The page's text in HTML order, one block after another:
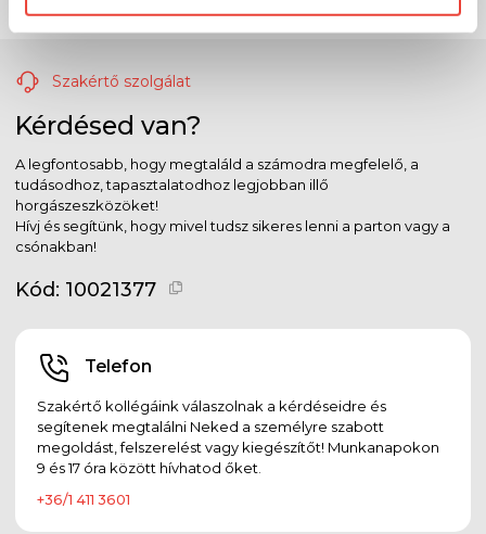
Szakértő szolgálat
Kérdésed van?
A legfontosabb, hogy megtaláld a számodra megfelelő, a
tudásodhoz, tapasztalatodhoz legjobban illő
horgászeszközöket!
Hívj és segítünk, hogy mivel tudsz sikeres lenni a parton vagy a
csónakban!
Kód: 10021377
Telefon
Szakértő kollégáink válaszolnak a kérdéseidre és
segítenek megtalálni Neked a személyre szabott
megoldást, felszerelést vagy kiegészítőt! Munkanapokon
9 és 17 óra között hívhatod őket.
+36/1 411 3601